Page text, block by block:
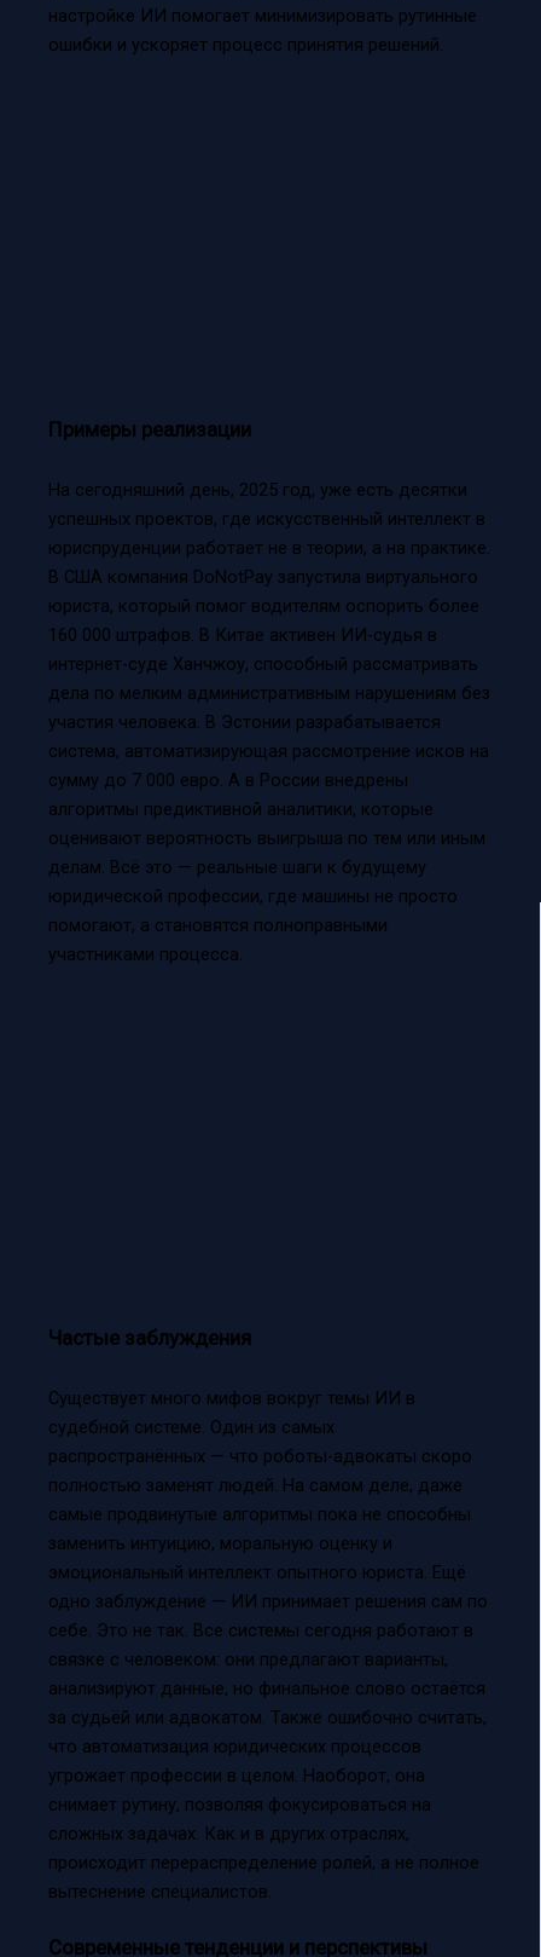
настройке ИИ помогает минимизировать рутинные
ошибки и ускоряет процесс принятия решений.
Примеры реализации
На сегодняшний день, 2025 год, уже есть десятки
успешных проектов, где искусственный интеллект в
юриспруденции работает не в теории, а на практике.
В США компания DoNotPay запустила виртуального
юриста, который помог водителям оспорить более
160 000 штрафов. В Китае активен ИИ-судья в
интернет-суде Ханчжоу, способный рассматривать
дела по мелким административным нарушениям без
участия человека. В Эстонии разрабатывается
система, автоматизирующая рассмотрение исков на
сумму до 7 000 евро. А в России внедрены
алгоритмы предиктивной аналитики, которые
оценивают вероятность выигрыша по тем или иным
делам. Всё это — реальные шаги к будущему
юридической профессии, где машины не просто
помогают, а становятся полноправными
участниками процесса.
Частые заблуждения
Существует много мифов вокруг темы ИИ в
судебной системе. Один из самых
распространённых — что роботы-адвокаты скоро
полностью заменят людей. На самом деле, даже
самые продвинутые алгоритмы пока не способны
заменить интуицию, моральную оценку и
эмоциональный интеллект опытного юриста. Ещё
одно заблуждение — ИИ принимает решения сам по
себе. Это не так. Все системы сегодня работают в
связке с человеком: они предлагают варианты,
анализируют данные, но финальное слово остаётся
за судьёй или адвокатом. Также ошибочно считать,
что автоматизация юридических процессов
угрожает профессии в целом. Наоборот, она
снимает рутину, позволяя фокусироваться на
сложных задачах. Как и в других отраслях,
происходит перераспределение ролей, а не полное
вытеснение специалистов.
Современные тенденции и перспективы